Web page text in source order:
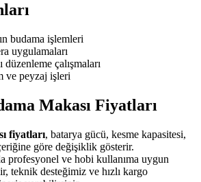
budama işlemleri
uygulamaları
çalışmaları
ve peyzaj işleri
Makası Fiyatları
fiyatları, batarya gücü, kesme kapasitesi,
göre değişiklik gösterir.
profesyonel ve hobi kullanıma uygun
teknik desteğimiz ve hızlı kargo